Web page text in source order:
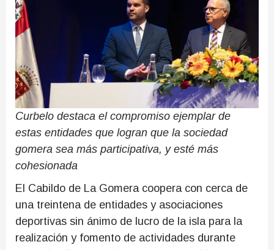
Curbelo destaca el compromiso ejemplar de
estas entidades que logran que la sociedad
gomera sea más participativa, y esté más
cohesionada
El Cabildo de La Gomera coopera con cerca de
una treintena de entidades y asociaciones
deportivas sin ánimo de lucro de la isla para la
realización y fomento de actividades durante